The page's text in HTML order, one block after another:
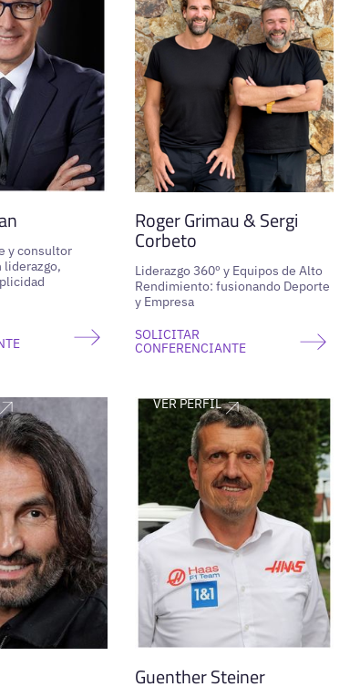
y consultor
liderazgo,
Roger Grimau & Sergi
Corbeto
Liderazgo 360º y Equipos de Alto
Rendimiento: fusionando Deporte
y Empresa
SOLICITAR
CONFERENCIANTE
VER PERFIL
Guenther Steiner